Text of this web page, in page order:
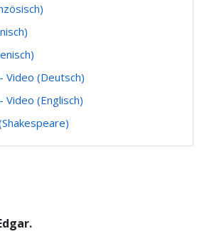
Video (Deutsch)
Video (Englisch)